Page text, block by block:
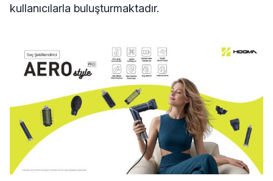
kullanıcılarla buluşturmaktadır.